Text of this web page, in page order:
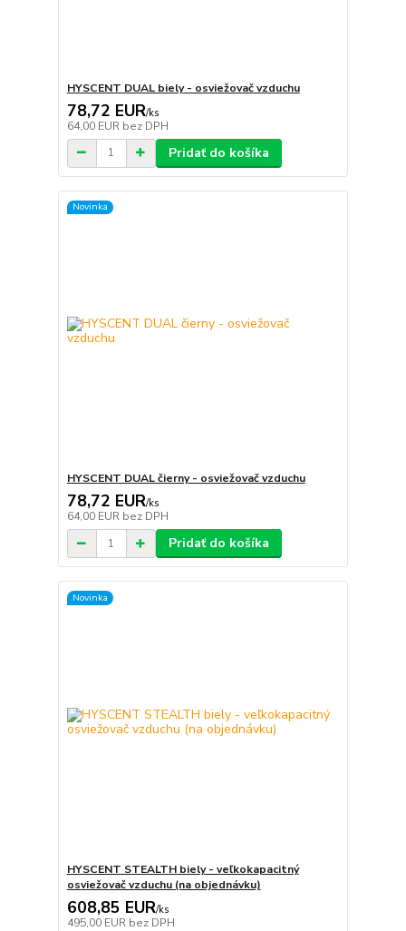
HYSCENT DUAL biely - osviežovač vzduchu
78,72 EUR/ks
64,00 EUR bez DPH
Pridať do košíka
Novinka
HYSCENT DUAL čierny - osviežovač vzduchu
78,72 EUR/ks
64,00 EUR bez DPH
Pridať do košíka
Novinka
HYSCENT STEALTH biely - veľkokapacitný
osviežovač vzduchu (na objednávku)
608,85 EUR/ks
495,00 EUR bez DPH